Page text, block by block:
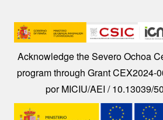
Image
Acknowledge the Severo Ochoa
program through Grant CEX2024-
por MICIU/AEI / 10.13039/
Image